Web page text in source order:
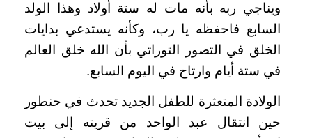
ويناجي ربه بأنه مات له ستة أولاد وهذا الولد
السابع فاحفظه يا رب، وكأنه يستدعي بدايات
الخلق في التصور التوراتي بأن الله خلق العالم
في ستة أيام وارتاح في اليوم السابع.
الولادة المتعثرة للطفل الجديد تحدث في حنطور
حين انتقال عبد الواحد من قريته إلى بيت